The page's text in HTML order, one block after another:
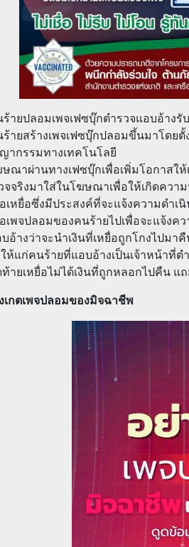
ายปลอมเพจเฟซบุ๊กตำรวจแอบอ้างรั
ายสร้างเพจเฟซบุ๊กปลอมขึ้นมาโดย
ากรรมทางเทคโนโลยี
ณาผ่านทางเฟซบุ๊กเพื่อเพิ่มโอกาสใ
จจริงมาใส่ในโฆษณาเพื่อให้เกิดควา
เหยื่อซึ่งมีประสงค์ที่จะแจ้งความดำ
เพจปลอมของคนร้ายไปเพื่อจะแจ้งค
อ้างว่าจะนำเงินที่เหยื่อถูกโกงไปม
ห้แก่คนร้ายที่แอบอ้างเป็นเจ้าหน้าที่ต
ายเหยื่อไม่ได้เงินที่ถูกหลอกไปคืน แ
เกตเพจปลอมของมิจฉาชีพ